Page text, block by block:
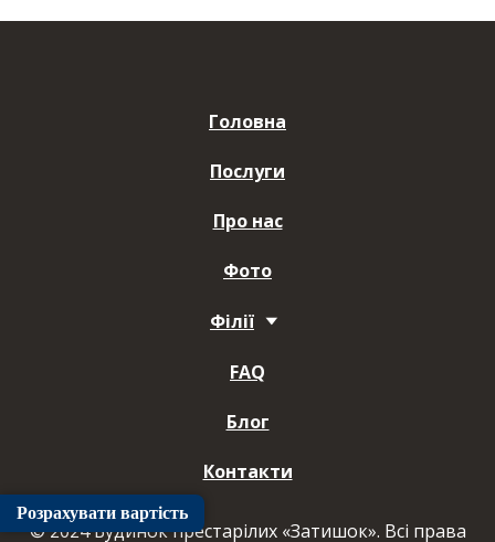
Головна
Послуги
Про нас
Фото
Філії
FAQ
Блог
Контакти
© 2024 Будинок престарілих «Затишок». Всі права
Розрахувати вартість